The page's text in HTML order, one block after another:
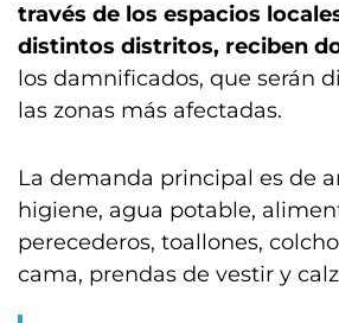
través de los espacios
distintos distritos, reciben
los damnificados, que serán
las zonas más afectadas.
La demanda principal es de
higiene, agua potable,
perecederos, toallones,
cama, prendas de vestir y